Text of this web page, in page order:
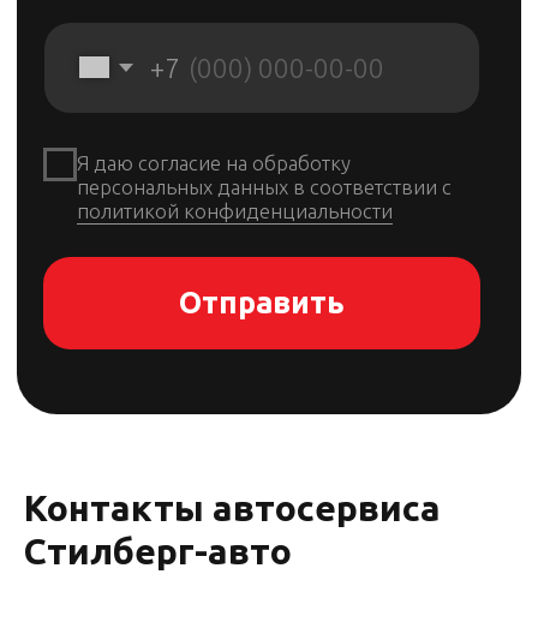
Контакты автосервиса
Стилберг-авто